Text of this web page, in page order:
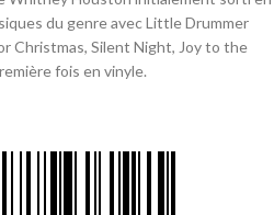
du genre avec Little Drummer
Christmas, Silent Night, Joy to the
fois en vinyle.